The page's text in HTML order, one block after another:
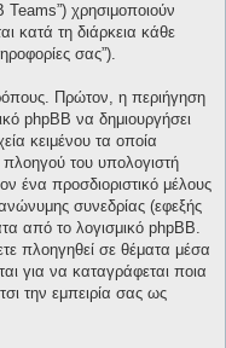
χρησιμοποιούν
κατά τη διάρκεια κάθε
σας”).
Πρώτον, η περιήγηση
phpBB να δημιουργήσει
κειμένου τα οποία
του υπολογιστή
ένα προσδιοριστικό μέλους
συνεδρίας (εφεξής
από το λογισμικό phpBB.
πλοηγηθεί σε θέματα μέσα
για να καταγράφεται ποια
την εμπειρία σας ως